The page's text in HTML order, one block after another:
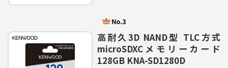
高耐久3D NAND型 TLC方式
microSDXCメモリーカード
128GB KNA-SD1280D